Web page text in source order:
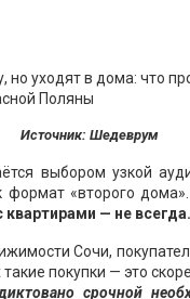
Источник: Шедеврум
выбором узкой
«второго дома».
квартирами — не всегда.
Сочи,
покупки — это
срочной